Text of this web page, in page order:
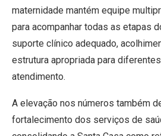
maternidade mantém equipe
para acompanhar todas as etapas
suporte clínico adequado,
estrutura apropriada para
atendimento.
A elevação nos números também
fortalecimento dos serviços de